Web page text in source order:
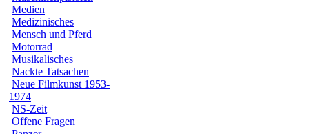
Medien
Medizinisches
Mensch und Pferd
Motorrad
Musikalisches
Nackte Tatsachen
Neue Filmkunst 1953-
1974
NS-Zeit
Offene Fragen